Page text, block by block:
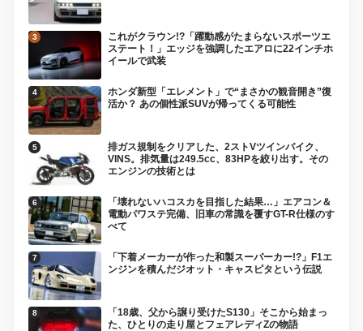
これがクラウン!?「躍動感がたまらないスポーツエ
ステート！」エッジを強調したエアロに22インチホ
イールで武装
ホンダ新型「エレメント」で“まさかの観音開き”復
活か？ あの個性派SUVが帰ってくる可能性
排ガス規制をクリアした、2ストVツインバイク、
VINS。排気量は249.5cc、83HPを絞り出す。その
エンジンの技術とは
「壊れないハコスカを目指した結果…」エアコン＆
電動パワステ完備、旧車の常識を覆すGT-R仕様のす
べて
「下着メーカーが作った和製スーパーカー!?」F1エ
ンジンを積んだジオット・キャスピタという伝説
「18歳、父から譲り受けたS130」そこから始まっ
た、ひとりの走り屋とフェアレディZの物語